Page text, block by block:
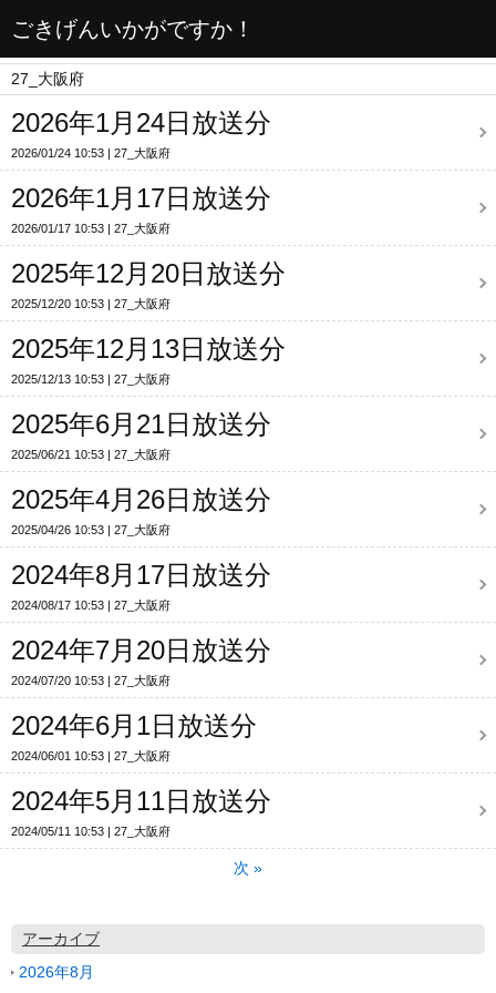
ごきげんいかがですか！
27_大阪府
2026年1月24日放送分
2026/01/24 10:53 27_大阪府
2026年1月17日放送分
2026/01/17 10:53 27_大阪府
2025年12月20日放送分
2025/12/20 10:53 27_大阪府
2025年12月13日放送分
2025/12/13 10:53 27_大阪府
2025年6月21日放送分
2025/06/21 10:53 27_大阪府
2025年4月26日放送分
2025/04/26 10:53 27_大阪府
2024年8月17日放送分
2024/08/17 10:53 27_大阪府
2024年7月20日放送分
2024/07/20 10:53 27_大阪府
2024年6月1日放送分
2024/06/01 10:53 27_大阪府
2024年5月11日放送分
2024/05/11 10:53 27_大阪府
次 »
アーカイブ
2026年8月